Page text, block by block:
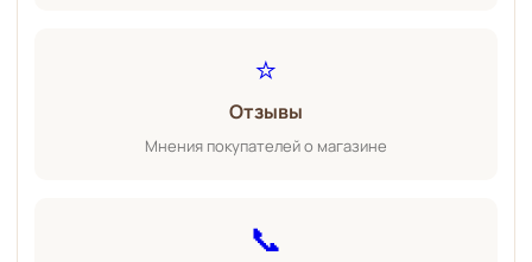
⭐
Отзывы
Мнения покупателей о магазине
📞